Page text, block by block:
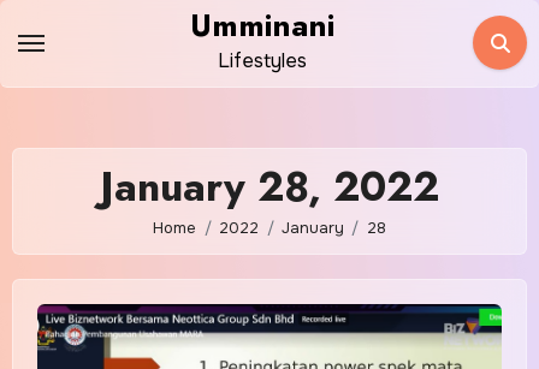
content
Umminani
Lifestyles
January 28, 2022
Home 2022 January 28